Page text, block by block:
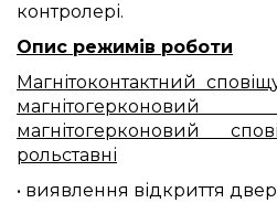
контролері.
Опис режимів роботи
Магнітоконтактний
магнітогерконовий
рольставні
• виявлення відкриття